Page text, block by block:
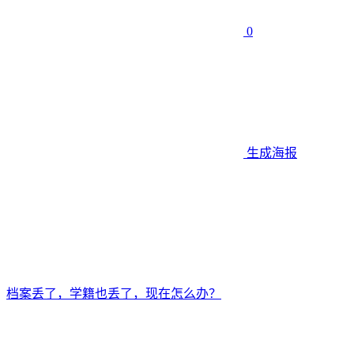
0
生成海报
档案丢了，学籍也丢了，现在怎么办？